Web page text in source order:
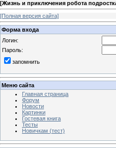
[Жизнь и приключения робота
[Полная версия сайта]
Форма входа
Логин:
Пароль:
запомнить
Меню сайта
Главная страница
Форум
Новости
Картинки
Гостевая книга
Тесты
Новичкам (тест)